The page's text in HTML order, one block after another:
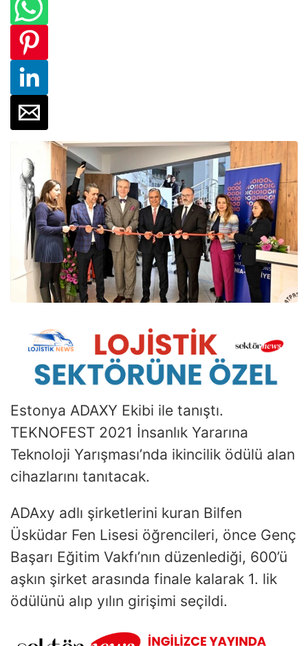
Estonya ADAXY Ekibi ile tanıştı.
TEKNOFEST 2021 İnsanlık Yararına
Teknoloji Yarışması’nda ikincilik ödülü alan
cihazlarını tanıtacak.
ADAxy adlı şirketlerini kuran Bilfen
Üsküdar Fen Lisesi öğrencileri, önce Genç
Başarı Eğitim Vakfı’nın düzenlediği, 600’ü
aşkın şirket arasında finale kalarak 1. lik
ödülünü alıp yılın girişimi seçildi.